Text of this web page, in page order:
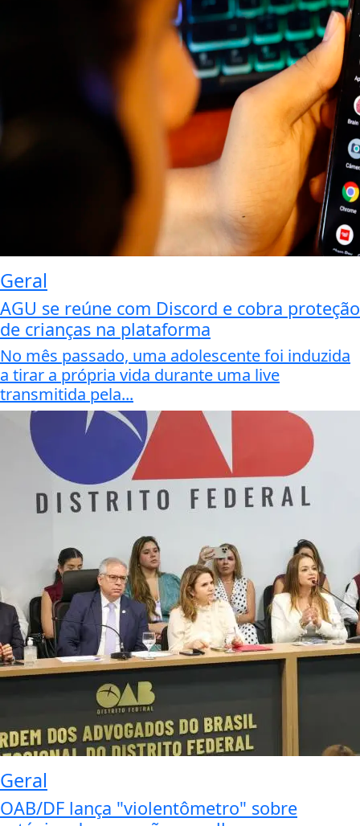
Geral
AGU se reúne com Discord e cobra proteção
de crianças na plataforma
No mês passado, uma adolescente foi induzida
a tirar a própria vida durante uma live
transmitida pela...
Geral
OAB/DF lança "violentômetro" sobre